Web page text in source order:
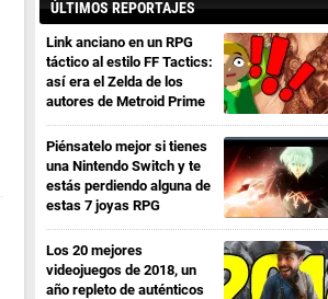
ÚLTIMOS REPORTAJES
Link anciano en un RPG
táctico al estilo FF Tactics:
así era el Zelda de los
autores de Metroid Prime
Piénsatelo mejor si tienes
una Nintendo Switch y te
estás perdiendo alguna de
estas 7 joyas RPG
Los 20 mejores
videojuegos de 2018, un
año repleto de auténticos